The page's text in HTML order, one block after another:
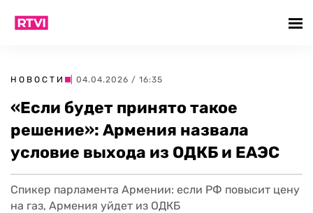
НОВОСТИ | 04.04.2026 / 16:35
«Если будет принято такое
решение»: Армения назвала
условие выхода из ОДКБ и ЕАЭС
Спикер парламента Армении: если РФ повысит цену
на газ, Армения уйдет из ОДКБ